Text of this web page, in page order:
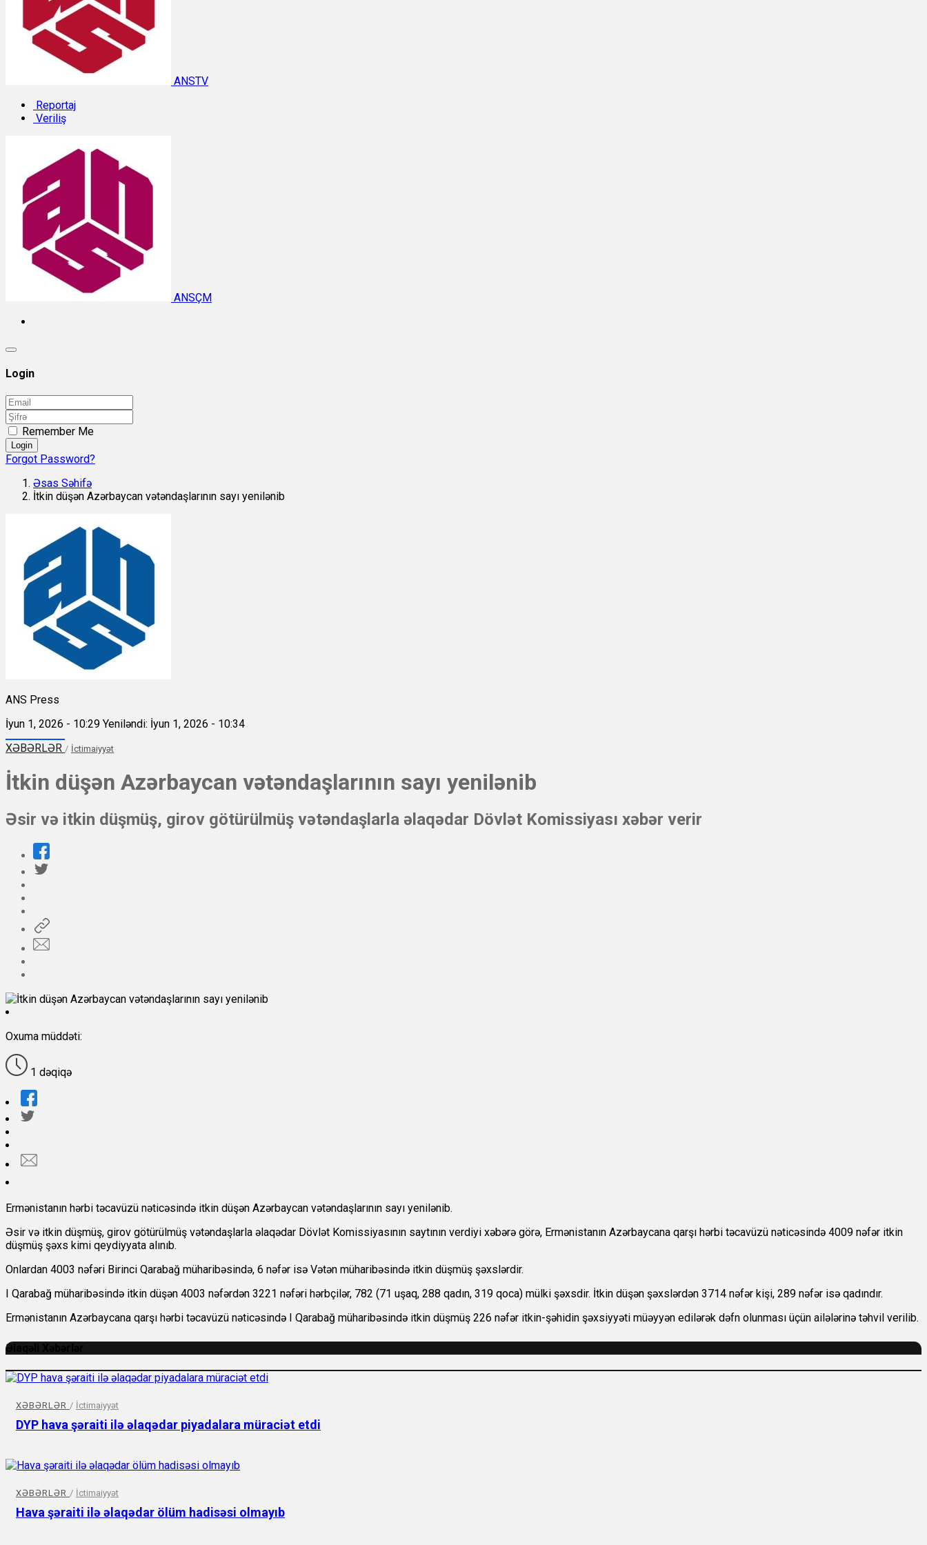
ANSTV
Reportaj
Veriliş
ANSÇM
Login
Remember Me
Login
Forgot Password?
Əsas Səhifə
İtkin düşən Azərbaycan vətəndaşlarının sayı yenilənib
ANS Press
İyun 1, 2026 - 10:29 Yeniləndi: İyun 1, 2026 - 10:34
XƏBƏRLƏR / İctimaiyyət
İtkin düşən Azərbaycan vətəndaşlarının sayı yenilənib
Əsir və itkin düşmüş, girov götürülmüş vətəndaşlarla əlaqədar Dövlət Komissiyası xəbər verir
Oxuma müddəti:
1 dəqiqə
Ermənistanın hərbi təcavüzü nəticəsində itkin düşən Azərbaycan vətəndaşlarının sayı yenilənib.
Əsir və itkin düşmüş, girov götürülmüş vətəndaşlarla əlaqədar Dövlət Komissiyasının saytının verdiyi xəbərə görə, Ermənistanın Azərbaycana qarşı hərbi təcavüzü nəticəsində 4009 nəfər itkin
düşmüş şəxs kimi qeydiyyata alınıb.
Onlardan 4003 nəfəri Birinci Qarabağ müharibəsində, 6 nəfər isə Vətən müharibəsində itkin düşmüş şəxslərdir.
I Qarabağ müharibəsində itkin düşən 4003 nəfərdən 3221 nəfəri hərbçilər, 782 (71 uşaq, 288 qadın, 319 qoca) mülki şəxsdir. İtkin düşən şəxslərdən 3714 nəfər kişi, 289 nəfər isə qadındır.
Ermənistanın Azərbaycana qarşı hərbi təcavüzü nəticəsində I Qarabağ müharibəsində itkin düşmüş 226 nəfər itkin-şəhidin şəxsiyyəti müəyyən edilərək dəfn olunması üçün ailələrinə təhvil verilib.
Əlaqəli Xəbərlər
XƏBƏRLƏR / İctimaiyyət
DYP hava şəraiti ilə əlaqədar piyadalara müraciət etdi
XƏBƏRLƏR / İctimaiyyət
Hava şəraiti ilə əlaqədar ölüm hadisəsi olmayıb